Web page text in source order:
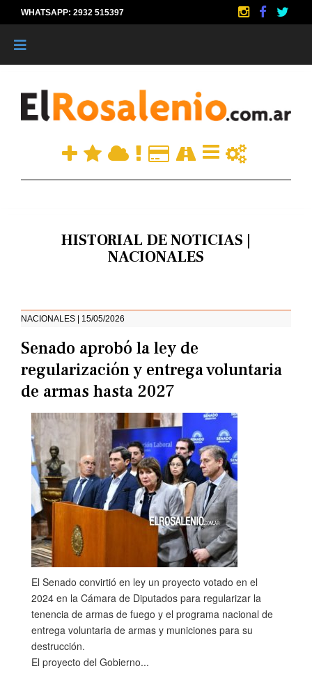
WHATSAPP: 2932 515397
HISTORIAL DE NOTICIAS |
NACIONALES
NACIONALES | 15/05/2026
Senado aprobó la ley de
regularización y entrega voluntaria
de armas hasta 2027
El Senado convirtió en ley un proyecto votado en el
2024 en la Cámara de Diputados para regularizar la
tenencia de armas de fuego y el programa nacional de
entrega voluntaria de armas y municiones para su
destrucción.
El proyecto del Gobierno...